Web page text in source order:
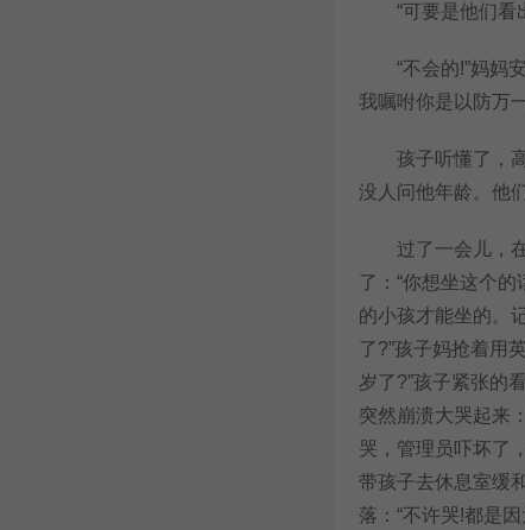
“可要是他们看出
“不会的!”妈妈安
我嘱咐你是以防万
孩子听懂了，高
没人问他年龄。他
过了一会儿，在
了：“你想坐这个
的小孩才能坐的。
了?”孩子妈抢着用
岁了?”孩子紧张的
突然崩溃大哭起来
哭，管理员吓坏了
带孩子去休息室缓
落：“不许哭!都是